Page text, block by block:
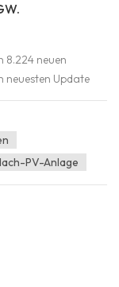
8.224 neuen
neuesten Update
zusammen über
neue
PV-Anlage